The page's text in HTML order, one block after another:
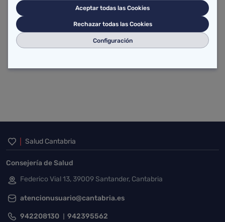
Portal de selección y
Inicio del pie de página
Salud Cantabria
Consejería de Salud
Federico Vial 13, 39009 Santander, Cantabria
atencionusuario@cantabria.es
942208130 942395562
Aceptar todas las Cookies
Rechazar todas las Cookies
Configuración